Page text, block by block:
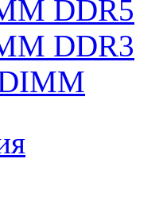
DDR5
DDR3